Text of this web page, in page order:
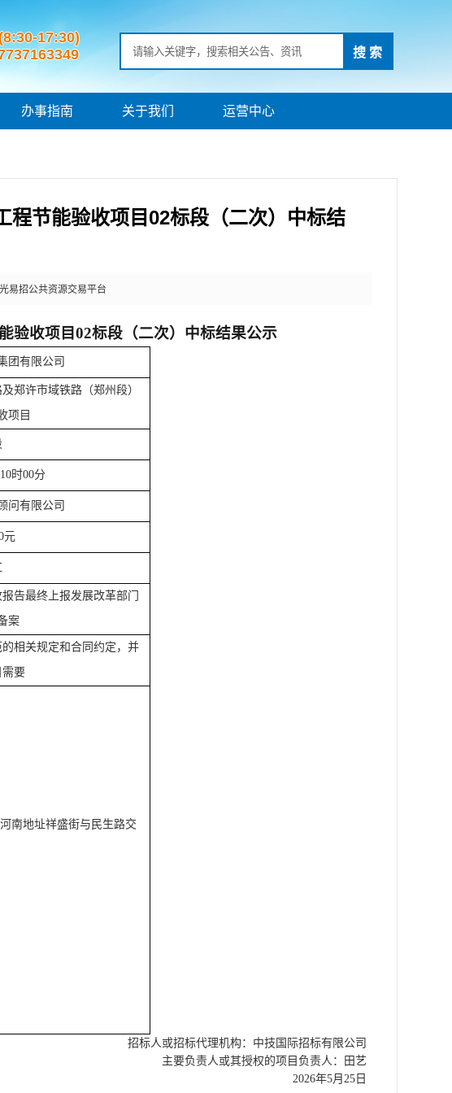
17:30)
搜 索
办事指南 关于我们 运营中心
程节能验收项目02标段（二次）中标结
易招公共资源交易平台
验收项目02标段（二次） 中标结果公示
团有限公司
郑许市域铁路（郑州段）
项目
时00分
问有限公司
元
告最终上报发展改革部门
案
相关规定和合同约定，并
需要
南地址祥盛街与民生路交
招标人或招标代理机构： 中技国际招标有限公司
主要负责人或其授权的项目负责人：
田艺
2026年5月 25日